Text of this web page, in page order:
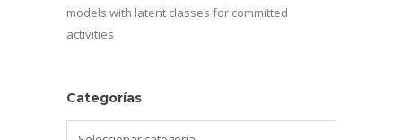
models with latent classes for committed
activities
Categorías